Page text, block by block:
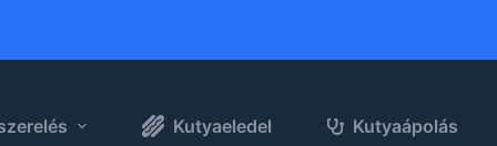
Kutyaeledel Kutyaápolás